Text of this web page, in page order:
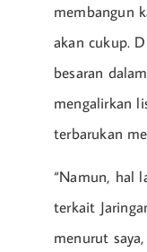
membangun
akan cukup.
besaran
mengalirkan
terbarukan
“Namun, hal
terkait
menurut